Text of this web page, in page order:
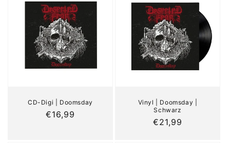
CD-Digi | Doomsday
Normaler
€16,99
Vinyl | Doomsday |
Schwarz
Normaler
€21,99